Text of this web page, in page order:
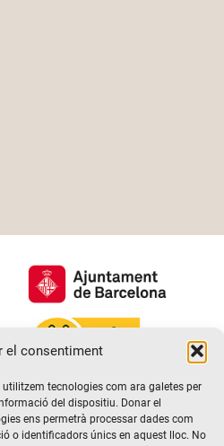
el consentiment
utilitzem tecnologies com ara galetes per
del dispositiu. Donar el
ens permetrà processar dades com
o identificadors únics en aquest lloc. No